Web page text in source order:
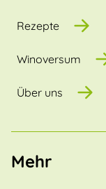
Rezepte
Winoversum
Über uns
Mehr